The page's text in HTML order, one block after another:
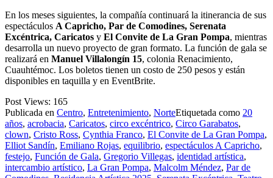
En los meses siguientes, la compañía continuará la itinerancia de sus
espectáculos A Capricho, Par de Comodines, Serenata
Excéntrica, Caricatos y El Convite de La Gran Pompa, mientras
desarrolla un nuevo proyecto de gran formato. La función de gala se
realizará en Manuel Villalongín 15, colonia Renacimiento,
Cuauhtémoc. Los boletos tienen un costo de 250 pesos y están
disponibles en taquilla y en EventBrite.
Post Views: 165
Publicada en Centro, Entretenimiento, NorteEtiquetada como 20
años, acrobacia, Caricatos, circo excéntrico, Circo Garabatos,
clown, Cristo Ross, Cynthia Franco, El Convite de La Gran Pompa,
Elliot Sandín, Emiliano Rojas, equilibrio, espectáculos A Capricho,
festejo, Función de Gala, Gregorio Villegas, identidad artística,
intercambio artístico, La Gran Pompa, Malcolm Méndez, Par de